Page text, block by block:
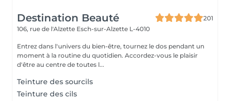
Destination Beauté
201
106, rue de l'Alzette Esch-sur-Alzette L-4010
Entrez dans l'univers du bien-être, tournez le dos pendant un
moment à la routine du quotidien. Accordez-vous le plaisir
d'être au centre de toutes l...
Teinture des sourcils
Teinture des cils